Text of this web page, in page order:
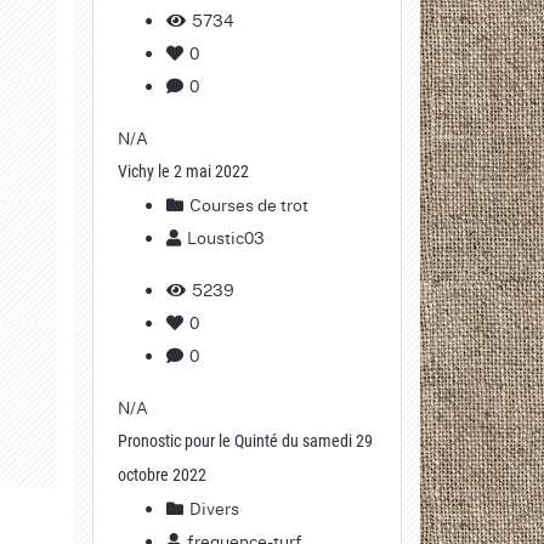
5734
0
0
N/A
Vichy le 2 mai 2022
Courses de trot
Loustic03
5239
0
0
N/A
Pronostic pour le Quinté du samedi 29
octobre 2022
Divers